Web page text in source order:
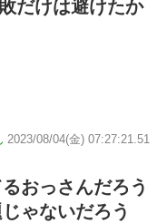
だけは避けたか
2023/08/04(金) 07:27:21.51
おっさんだろう
ゃないだろう